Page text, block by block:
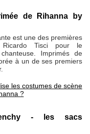
de Rihanna by
est une des premières
Tisci pour le
Imprimés de
à un de ses premiers
les costumes de scène
?
- les sacs